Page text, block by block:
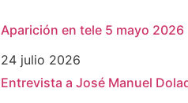
Aparición en tele 5 mayo 2026
24 julio 2026
Entrevista a José Manuel